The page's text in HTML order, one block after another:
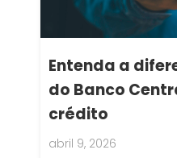
Entenda a
do Banco
crédito
abril 9, 2026